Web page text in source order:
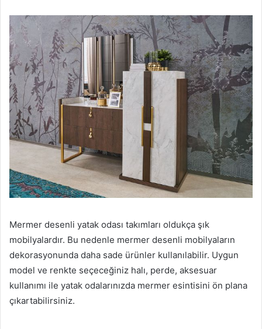
Mermer desenli yatak odası takımları oldukça şık
mobilyalardır. Bu nedenle mermer desenli mobilyaların
dekorasyonunda daha sade ürünler kullanılabilir. Uygun
model ve renkte seçeceğiniz halı, perde, aksesuar
kullanımı ile yatak odalarınızda mermer esintisini ön plana
çıkartabilirsiniz.